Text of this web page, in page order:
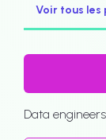
Voir tous les
Data